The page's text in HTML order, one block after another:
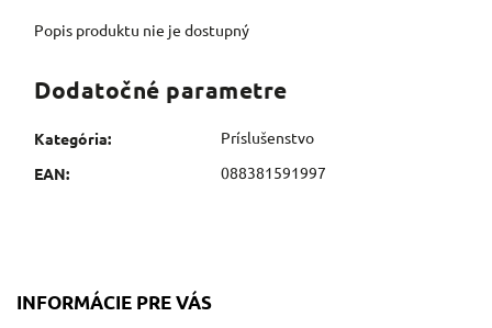
Popis produktu nie je dostupný
Dodatočné parametre
Kategória:
Príslušenstvo
EAN: 088381591997
INFORMÁCIE PRE VÁS